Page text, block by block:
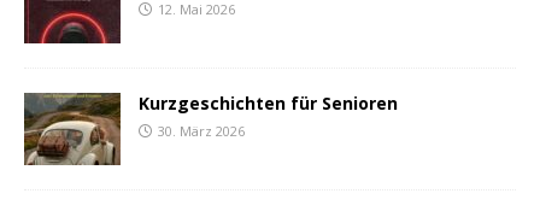
12. Mai 2026
Kurzgeschichten für Senioren
30. März 2026